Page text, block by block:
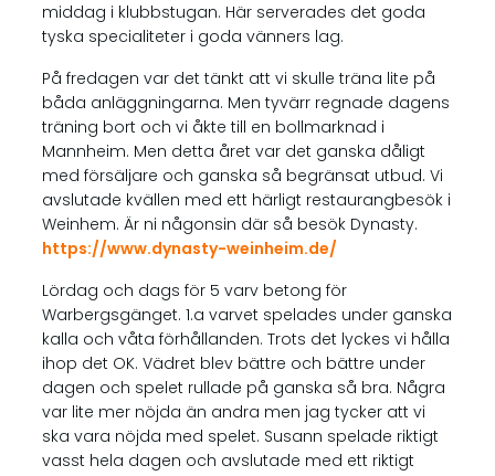
middag i klubbstugan. Här serverades det goda
tyska specialiteter i goda vänners lag.
På fredagen var det tänkt att vi skulle träna lite på
båda anläggningarna. Men tyvärr regnade dagens
träning bort och vi åkte till en bollmarknad i
Mannheim. Men detta året var det ganska dåligt
med försäljare och ganska så begränsat utbud. Vi
avslutade kvällen med ett härligt restaurangbesök i
Weinhem. Är ni någonsin där så besök Dynasty.
https://www.dynasty-weinheim.de/
Lördag och dags för 5 varv betong för
Warbergsgänget. 1.a varvet spelades under ganska
kalla och våta förhållanden. Trots det lyckes vi hålla
ihop det OK. Vädret blev bättre och bättre under
dagen och spelet rullade på ganska så bra. Några
var lite mer nöjda än andra men jag tycker att vi
ska vara nöjda med spelet. Susann spelade riktigt
vasst hela dagen och avslutade med ett riktigt